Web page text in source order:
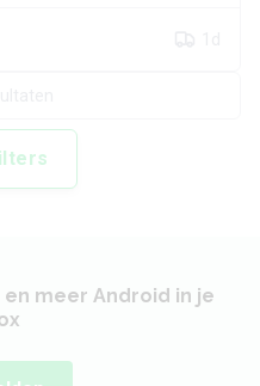
meer Android in je